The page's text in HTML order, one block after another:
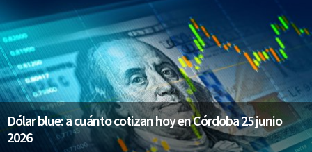
Dólar blue: a cuánto cotizan hoy en Córdoba 25 junio
2026